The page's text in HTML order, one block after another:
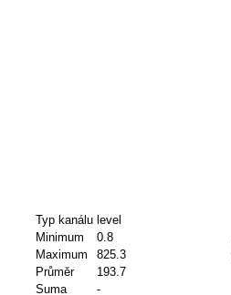
Typ kanálu level
Minimum
0.8
Maximum
825.3
Průměr
193.7
Suma
-